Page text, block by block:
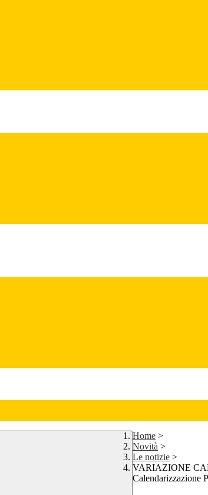
Home >
Novità >
Le notizie >
VARIAZIONE
Calendarizzazione